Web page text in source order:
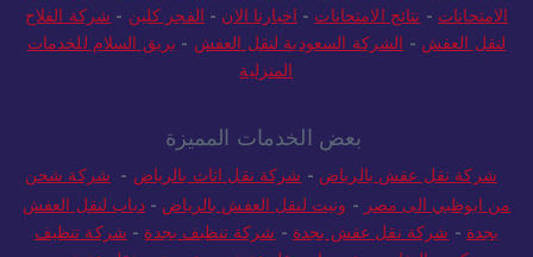
الامتحانات - نتائج الامتحانات - اخبارنا الان - الفجر كلين - شركة الفلاح
لنقل العفش - الشركة السعودية لنقل العفش - بريق السلام للخدمات
المنزلية
بعض الخدمات المميزة
شركة نقل عفش بالرياض - شركة نقل اثاث بالرياض - شركة شحن
من ابوظبي الى مصر - ونيت لنقل العفش بالرياض -دباب لنقل العفش
بجدة - شركة نقل عفش بجدة - شركة تنظيف بجدة - شركة تنظيف